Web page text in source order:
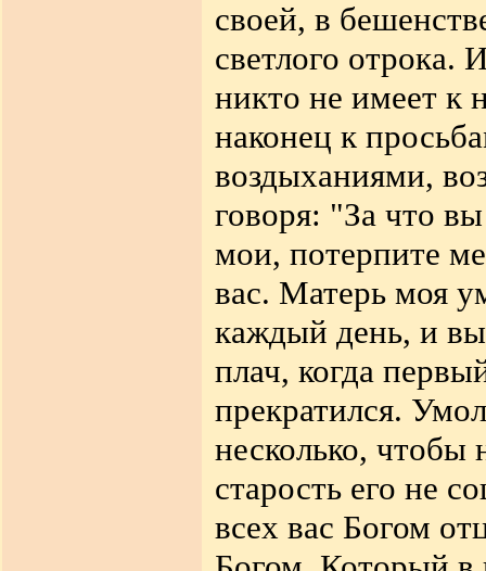
своей, в
светлого отрока.
никто не имеет к
наконец к
воздыханиями,
говоря: "За что
мои, потерпите
вас. Матерь моя
каждый день, и
плач, когда
прекратился.
несколько, чтобы
старость его не
всех вас Богом